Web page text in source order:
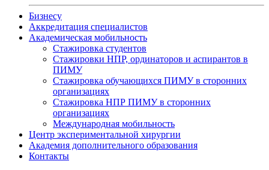
Бизнесу
Аккредитация специалистов
Академическая мобильность
Стажировка студентов
Стажировки НПР, ординаторов и аспирантов в
ПИМУ
Стажировка обучающихся ПИМУ в сторонних
организациях
Стажировка НПР ПИМУ в сторонних
организациях
Международная мобильность
Центр экспериментальной хирургии
Академия дополнительного образования
Контакты